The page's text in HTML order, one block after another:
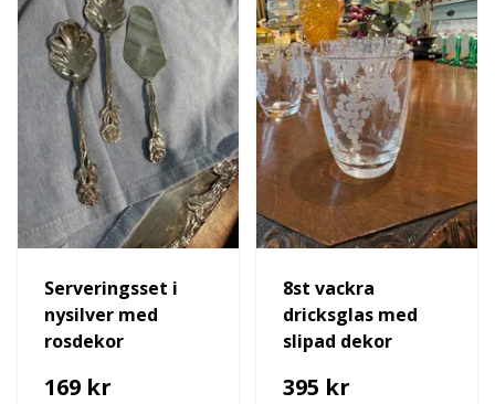
Serveringsset i
nysilver med
rosdekor
169 kr
8st vackra
dricksglas med
slipad dekor
395 kr